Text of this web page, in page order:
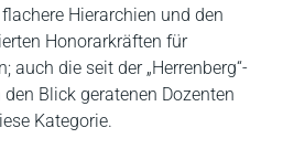
Hierarchien und den
Honorarkräften für
auch die seit der „Herrenberg“-
Blick geratenen Dozenten
Kategorie.